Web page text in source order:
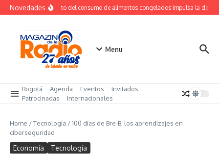
Saltar al contenido
NovedadesCrecimiento del consumo de alimentos congelados impulsa la
Menu
Bogotá Agenda Eventos
Invitados
Patrocinadas
Internacionales
Home /Tecnología /100 días de Bre-B: los aprendizajes en
ciberseguridad
Economía Tecnología